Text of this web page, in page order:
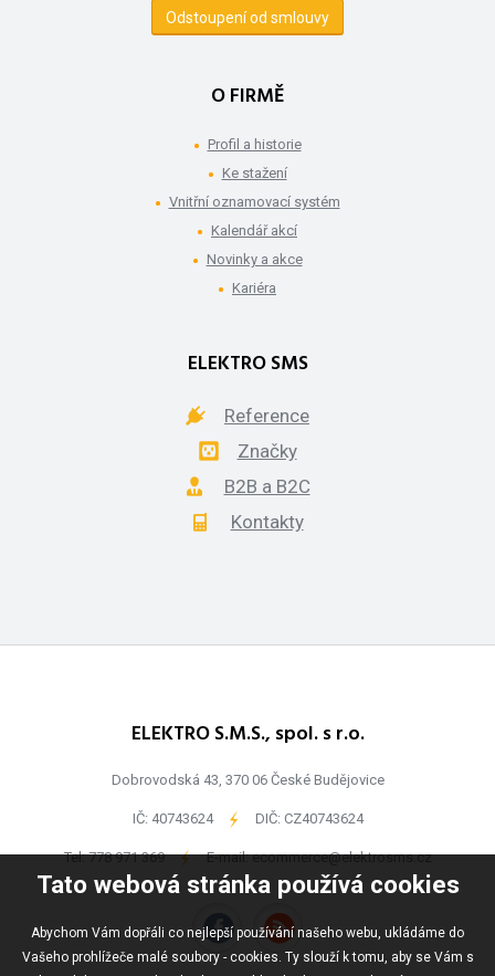
Tato webová stránka používá cookies
Abychom Vám dopřáli co nejlepší používání našeho webu, ukládáme do
Vašeho prohlížeče malé soubory - cookies. Ty slouží k tomu, aby se Vám s
Odstoupení od smlouvy
O FIRMĚ
Profil a historie
Ke stažení
Vnitřní oznamovací systém
Kalendář akcí
Novinky a akce
Kariéra
ELEKTRO SMS
Reference
Značky
B2B a B2C
Kontakty
ELEKTRO S.M.S., spol. s r.o.
Dobrovodská 43, 370 06 České Budějovice
IČ: 40743624 - DIČ: CZ40743624
Tel:778 971 369 - E-mail:ecommerce@elektrosms.cz